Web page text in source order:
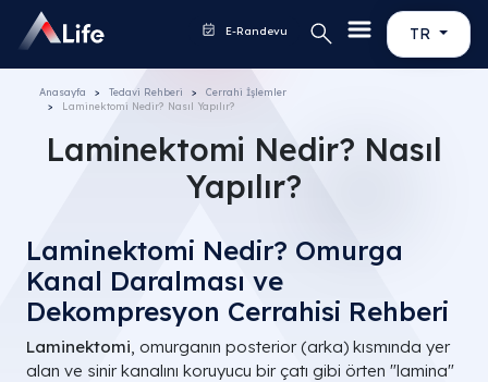
TR
E-Randevu
Anasayfa Tedavi Rehberi
Cerrahi İşlemler
Laminektomi Nedir? Nasıl Yapılır?
Laminektomi Nedir? Nasıl
Yapılır?
Laminektomi Nedir? Omurga
Kanal Daralması ve
Dekompresyon Cerrahisi Rehberi
Laminektomi, omurganın posterior (arka) kısmında yer
alan ve sinir kanalını koruyucu bir çatı gibi örten "lamina"